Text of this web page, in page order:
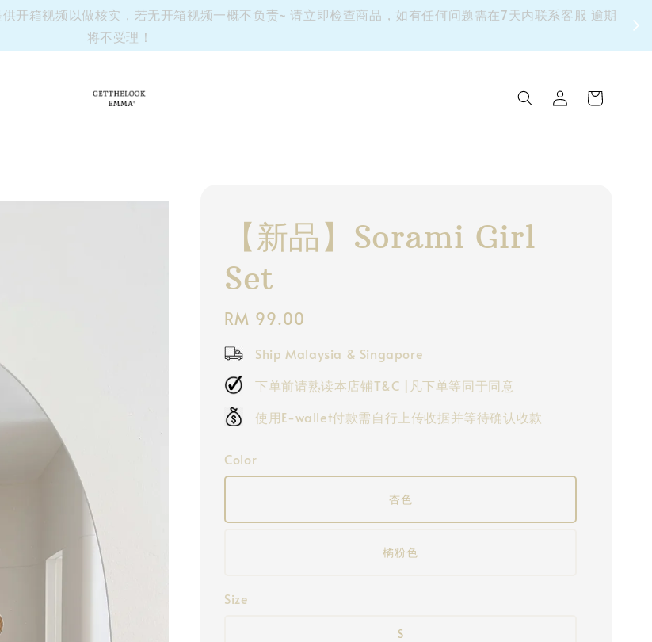
开箱视频以做核实，若无开箱视频一概不负责~ 请立即检查商品，如有任何问题需在7天内联系客服 逾期
将不受理！
【新品】Sorami Girl
Set
Regular
price
RM 99.00
Ship Malaysia & Singapore
下单前请熟读本店铺T&C |凡下单等同于同意
使用E-wallet付款需自行上传收据并等待确认收款
Color
杏色
橘粉色
Size
S